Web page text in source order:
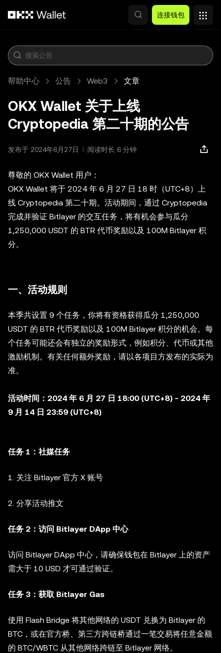
连接钱包
帮助中心 公告 Web3 文章
OKX Wallet 关于上线
Cryptopedia 第二十期的公告
发布于 2024年6月27日 阅读时长 6 分钟
尊敬的 OKX Wallet 用户：
OKX Wallet 将于 2024 年 6 月 27 日 18 时（UTC+8）上
线 Cryptopedia 第二十期。活动期间，通过 Cryptopedia
完成并验证 Bitlayer 的交互任务，将有机会参与瓜分
1,250,000 USDT 的 BTR 代币奖励以及 100M Bitlayer 积
分。
一、活动规则
本季共设置 9 个任务，你将有资格获得瓜分 1,250,000
USDT 的 BTR 代币奖励以及 100M Bitlayer 积分的机会。每
个任务可能还会有独立的奖励形式，例如积分、代币或其他
激励机制。有关任何额外奖励，请以各项目方发布的实际为
准。
活动时间：2024 年 6 月 27 日 18:00 (UTC+8) - 2024 年
9 月 14 日 23:59 (UTC+8)
任务 1：社媒任务
1. 关注 Bitlayer 官方 X 账号
2. 分享活动推文
任务 2：访问 Bitlayer DApp 中心
访问 Bitlayer DApp 中心，请确保钱包在 Bitlayer 上的资产
需大于 10 USD 才可通过验证。
任务 3：获取 Bitlayer Gas
使用 Flash Bridge 将其他网络的 USDT 兑换为 Bitlayer 的
BTC，或在官方桥、第三方跨链桥通过一笔交易将任意金额
的 BTC/WBTC 从其他网络跨链至 Bitlayer 网络。